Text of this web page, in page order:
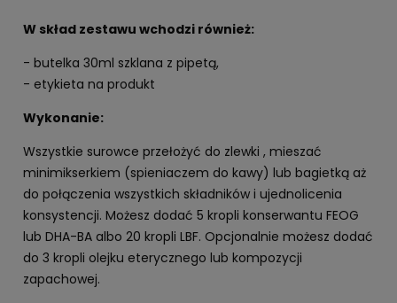
W skład zestawu wchodzi również:
- butelka 30ml szklana z pipetą,
- etykieta na produkt
Wykonanie:
Wszystkie surowce przełożyć do zlewki , mieszać
minimikserkiem (spieniaczem do kawy) lub bagietką aż
do połączenia wszystkich składników i ujednolicenia
konsystencji. Możesz dodać 5 kropli konserwantu FEOG
lub DHA-BA albo 20 kropli LBF. Opcjonalnie możesz dodać
do 3 kropli olejku eterycznego lub kompozycji
zapachowej.